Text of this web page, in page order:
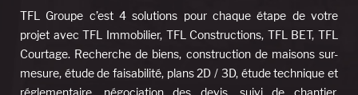
TFL Groupe c’est 4 solutions pour chaque étape de votre
projet avec TFL Immobilier, TFL Constructions, TFL BET, TFL
Courtage. Recherche de biens, construction de maisons sur-
mesure, étude de faisabilité, plans 2D / 3D, étude technique et
réglementaire, négociation des devis, suivi de chantier,